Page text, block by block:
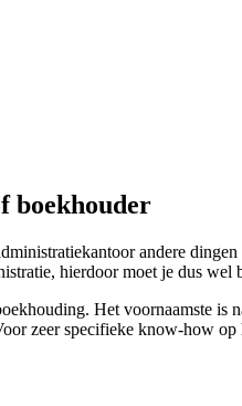
boekhouder
andere
hierdoor moet je dus wel
Het voornaamste is
zeer specifieke know-how